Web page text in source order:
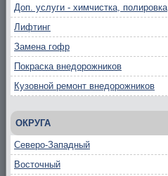
Доп. услуги - химчистка, полировка
Лифтинг
Замена гофр
Покраска внедорожников
Кузовной ремонт внедорожников
ОКРУГА
Северо-Западный
Восточный